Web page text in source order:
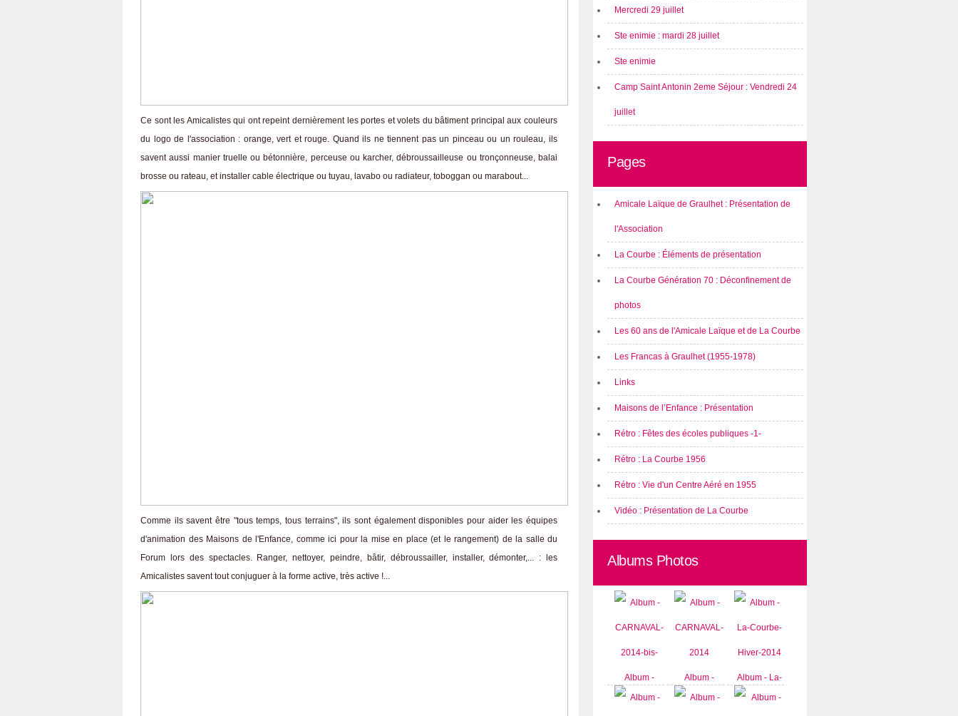
Ce sont les Amicalistes qui ont repeint dernièrement les portes et volets du bâtiment principal aux couleurs
du logo de l'association : orange, vert et rouge. Quand ils ne tiennent pas un pinceau ou un rouleau, ils
savent aussi manier truelle ou bétonnière, perceuse ou karcher, débroussailleuse ou tronçonneuse, balai
brosse ou rateau, et installer cable électrique ou tuyau, lavabo ou radiateur, toboggan ou marabout...
Comme ils savent être "tous temps, tous terrains", ils sont également disponibles pour aider les équipes
d'animation des Maisons de l'Enfance, comme ici pour la mise en place (et le rangement) de la salle du
Forum lors des spectacles. Ranger, nettoyer, peindre, bâtir, débroussailler, installer, démonter,... : les
Amicalistes savent tout conjuguer à la forme active, très active !...
Mercredi 29 juillet
Ste enimie : mardi 28 juillet
Ste enimie
Camp Saint Antonin 2eme Séjour : Vendredi 24
juillet
Pages
Amicale Laïque de Graulhet : Présentation de
l'Association
La Courbe : Éléments de présentation
La Courbe Génération 70 : Déconfinement de
photos
Les 60 ans de l'Amicale Laïque et de La Courbe
Les Francas à Graulhet (1955-1978)
Links
Maisons de l’Enfance : Présentation
Rétro : Fêtes des écoles publiques -1-
Rétro : La Courbe 1956
Rétro : Vie d'un Centre Aéré en 1955
Vidéo : Présentation de La Courbe
Albums Photos
Album -
CARNAVAL-
Album -
CARNAVAL-
Album - La-
Courbe-